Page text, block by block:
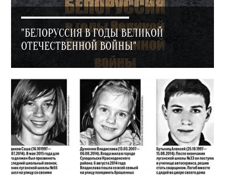
"БЕЛОРУССИЯ В ГОДЫ ВЕЛИКОЙ
ОТЕЧЕСТВЕННОЙ ВОЙНЫ"